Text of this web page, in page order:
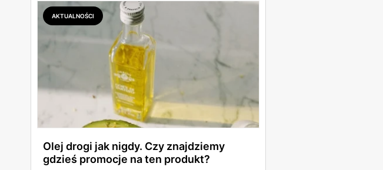
AKTUALNOŚCI
Olej drogi jak nigdy. Czy znajdziemy
gdzieś promocje na ten produkt?